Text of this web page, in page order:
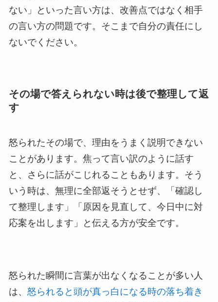
ない」といった言い方は、改善点ではなく相手
の言い方の問題です。そこまで自分の責任にし
ないでください。
その場で答えられない時は後で整理して返
す
怒られたその場で、理由をうまく説明できない
ことがあります。焦って言い訳のように話す
と、さらに話がこじれることもあります。そう
いう時は、無理に全部返そうとせず、「確認し
て整理します」「原因を見直して、今日中に対
応案を出します」と伝える方が安全です。
怒られた瞬間に言葉が出なくなることが多い人
は、 怒られると頭が真っ白になる時の落ち着き